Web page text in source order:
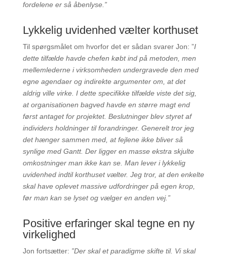
fordelene er så åbenlyse.”
Lykkelig uvidenhed vælter korthuset
Til spørgsmålet om hvorfor det er sådan svarer Jon: ”I
dette tilfælde havde chefen købt ind på metoden, men
mellemlederne i virksomheden undergravede den med
egne agendaer og indirekte argumenter om, at det
aldrig ville virke. I dette specifikke tilfælde viste det sig,
at organisationen bagved havde en større magt end
først antaget for projektet. Beslutninger blev styret af
individers holdninger til forandringer. Generelt tror jeg
det hænger sammen med, at fejlene ikke bliver så
synlige med Gantt. Der ligger en masse ekstra skjulte
omkostninger man ikke kan se. Man lever i lykkelig
uvidenhed indtil korthuset vælter. Jeg tror, at den enkelte
skal have oplevet massive udfordringer på egen krop,
før man kan se lyset og vælger en anden vej.”
Positive erfaringer skal tegne en ny
virkelighed
Jon fortsætter: ”Der skal et paradigme skifte til. Vi skal